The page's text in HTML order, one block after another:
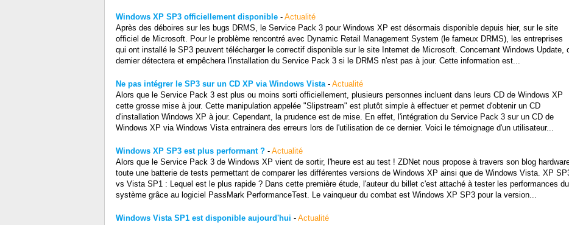
Windows XP SP3 officiellement disponible- Actualité
Après des déboires sur les bugs DRMS, le Service Pack 3 pour Windows XP est désormais disponible depuis hier, sur le site
officiel de Microsoft. Pour le problème rencontré avec Dynamic Retail Management System (le fameux DRMS), les entreprises
qui ont installé le SP3 peuvent télécharger le correctif disponible sur le site Internet de Microsoft. Concernant Windows Update,
dernier détectera et empêchera l'installation du Service Pack 3 si le DRMS n'est pas à jour. Cette information est...
Ne pas intégrer le SP3 sur un CD XP via Windows Vista- Actualité
Alors que le Service Pack 3 est plus ou moins sorti officiellement, plusieurs personnes incluent dans leurs CD de Windows XP
cette grosse mise à jour. Cette manipulation appelée "Slipstream" est plutôt simple à effectuer et permet d'obtenir un CD
d'installation Windows XP à jour. Cependant, la prudence est de mise. En effet, l'intégration du Service Pack 3 sur un CD de
Windows XP via Windows Vista entrainera des erreurs lors de l'utilisation de ce dernier. Voici le témoignage d'un utilisateur...
Windows XP SP3 est plus performant ?- Actualité
Alors que le Service Pack 3 de Windows XP vient de sortir, l'heure est au test ! ZDNet nous propose à travers son blog
toute une batterie de tests permettant de comparer les différentes versions de Windows XP ainsi que de Windows Vista. XP
vs Vista SP1 : Lequel est le plus rapide ? Dans cette première étude, l'auteur du billet c'est attaché à tester les performances du
système grâce au logiciel PassMark PerformanceTest. Le vainqueur du combat est Windows XP SP3 pour la version...
Windows Vista SP1 est disponible aujourd'hui - Actualité